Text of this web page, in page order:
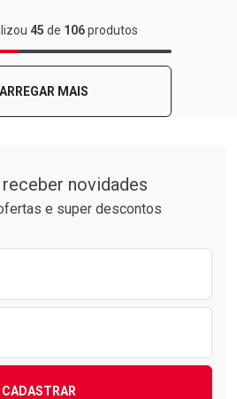
FECHAR
FECHAR
45 de 106produtos
MAIS
novidades
e super descontos
CADASTRAR